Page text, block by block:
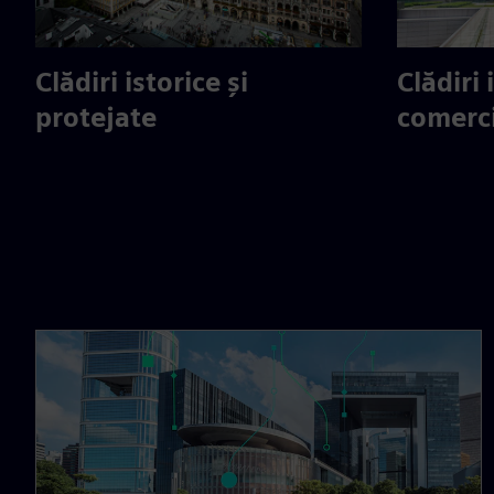
Clădiri istorice și
protejate
Clădiri